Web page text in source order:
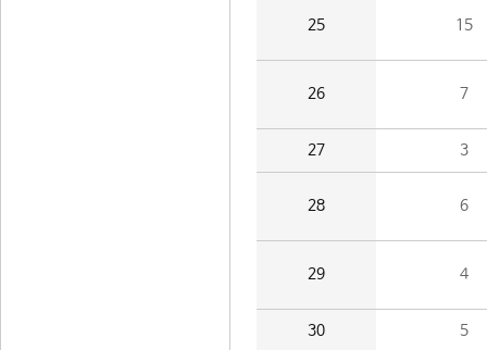
25 15
26 7
27 3
28 6
29 4
30 5